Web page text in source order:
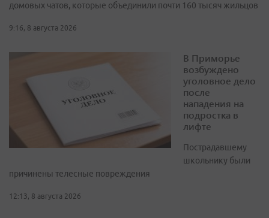
домовых чатов, которые объединили почти 160 тысяч жильцов
9:16, 8 августа 2026
В Приморье
возбуждено
уголовное дело
после
нападения на
подростка в
лифте
Пострадавшему
школьнику были
причинены телесные повреждения
12:13, 8 августа 2026